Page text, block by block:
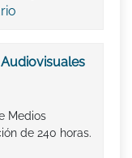
Medios
de 240 horas.